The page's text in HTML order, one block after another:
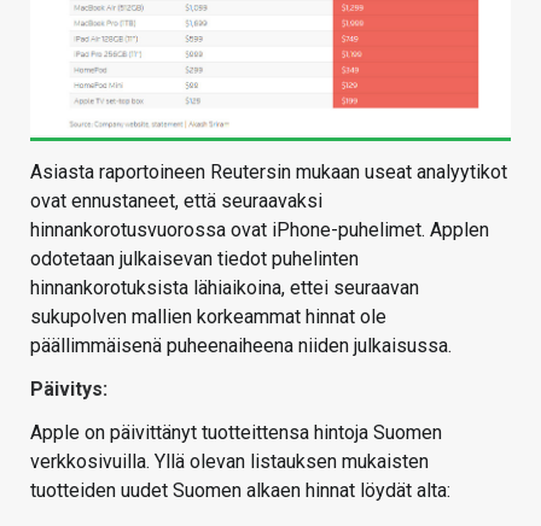
Asiasta raportoineen Reutersin mukaan useat analyytikot
ovat ennustaneet, että seuraavaksi
hinnankorotusvuorossa ovat iPhone-puhelimet. Applen
odotetaan julkaisevan tiedot puhelinten
hinnankorotuksista lähiaikoina, ettei seuraavan
sukupolven mallien korkeammat hinnat ole
päällimmäisenä puheenaiheena niiden julkaisussa.
Päivitys:
Apple on päivittänyt tuotteittensa hintoja Suomen
verkkosivuilla. Yllä olevan listauksen mukaisten
tuotteiden uudet Suomen alkaen hinnat löydät alta: